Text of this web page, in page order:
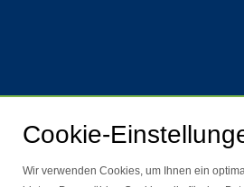
Cookie-
Wir verwenden Cookies, um Ihnen ein